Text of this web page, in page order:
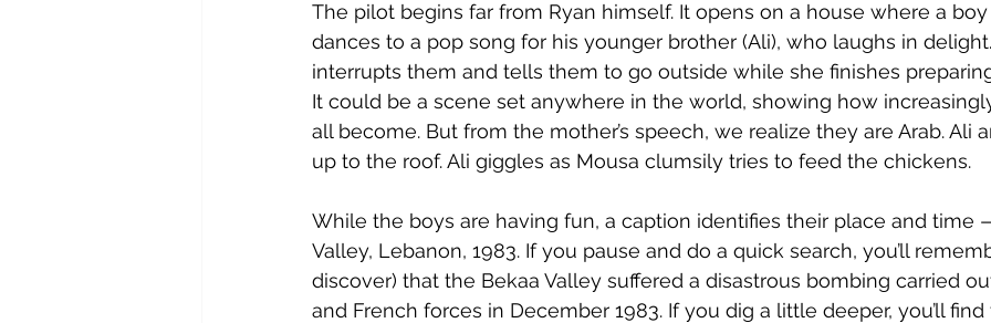
The pilot begins far from Ryan himself. It opens on a house where a
dances to a pop song for his younger brother (Ali), who laughs in
interrupts them and tells them to go outside while she finishes
It could be a scene set anywhere in the world, showing how
all become. But from the mother’s speech, we realize they are Arab. Ali
up to the roof. Ali giggles as Mousa clumsily tries to feed the chickens.
While the boys are having fun, a caption identifies their place and time
Valley, Lebanon, 1983. If you pause and do a quick search, you’ll
discover) that the Bekaa Valley suffered a disastrous bombing carried
and French forces in December 1983. If you dig a little deeper, you’ll